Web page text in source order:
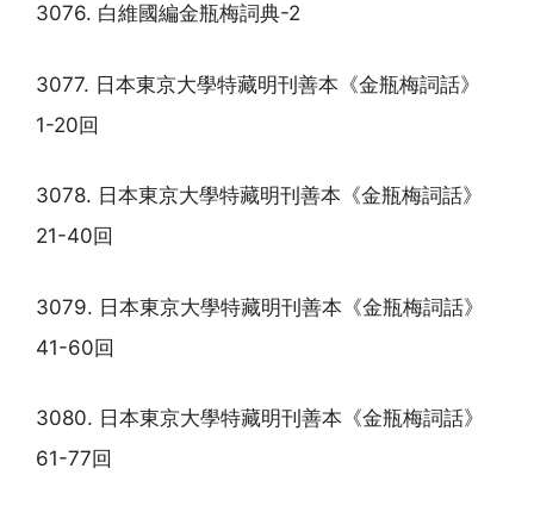
3076. 白維國編金瓶梅詞典-2
3077. 日本東京大學特藏明刊善本《金瓶梅詞話》
1-20回
3078. 日本東京大學特藏明刊善本《金瓶梅詞話》
21-40回
3079. 日本東京大學特藏明刊善本《金瓶梅詞話》
41-60回
3080. 日本東京大學特藏明刊善本《金瓶梅詞話》
61-77回